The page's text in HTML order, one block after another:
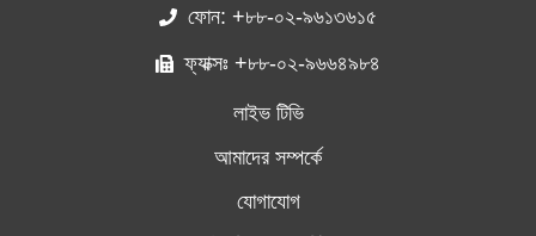
ফোন: +৮৮-০২-৯৬১৩৬১৫
ফ্যাক্সঃ +৮৮-০২-৯৬৬৪৯৮৪
লাইভ টিভি
আমাদের সম্পর্কে
যোগাযোগ